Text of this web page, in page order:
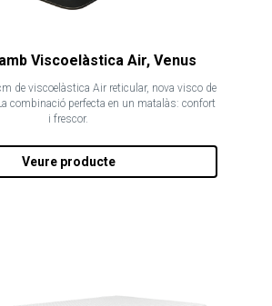
Viscoelàstica Air, Venus
de viscoelàstica Air reticular, nova visco de
combinació perfecta en un matalàs: confort
i frescor.
Veure producte